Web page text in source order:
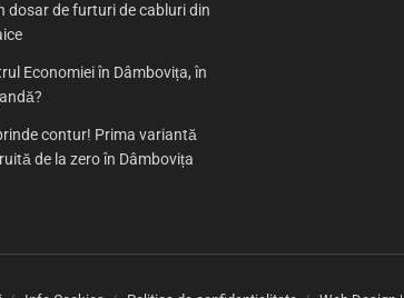
dosar de furturi de cabluri din
Economiei în Dâmbovița, în
contur! Prima variantă
de la zero în Dâmbovița